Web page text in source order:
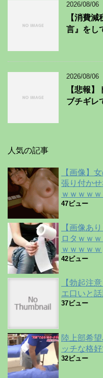
2026/08/06
【消費
言』をし
2026/08/06
【悲報
ブチギレ
人気の記事
【画像】
張り付か
ｗｗｗｗ
47ビュー
【画像あ
ロタｗｗ
ｗｗｗｗｗ
42ビュー
【勃起注
エ口いと話
37ビュー
陸上部希
ッチな格
32ビュー